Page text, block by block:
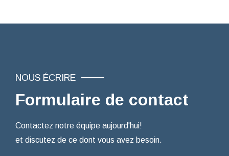
NOUS ÉCRIRE
Formulaire de contact
Contactez notre équipe aujourd'hui!
et discutez de ce dont vous avez besoin.